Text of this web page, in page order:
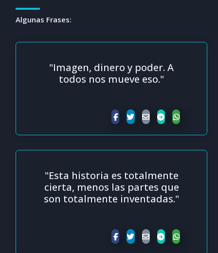
Algunas Frases:
"Imagen, dinero y poder. A
todos nos mueve eso."
"Esta historia es totalmente
cierta, menos las partes que
son totalmente inventadas."